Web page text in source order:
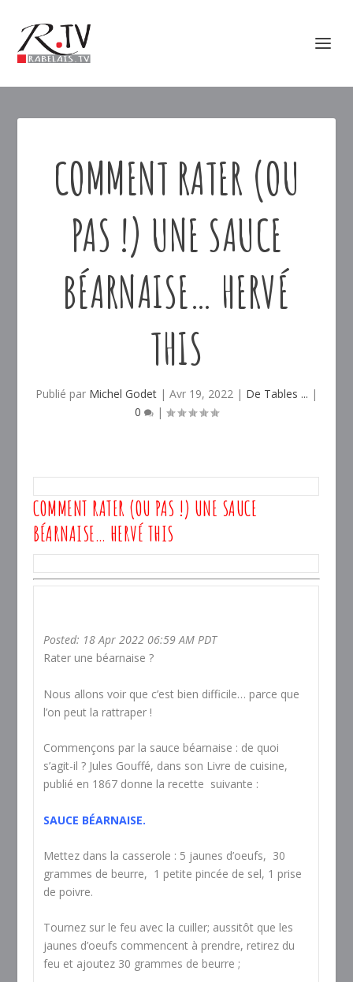
COMMENT RATER (OU
PAS !) UNE SAUCE
BÉARNAISE… HERVÉ
THIS
Publié par Michel Godet | Avr 19, 2022 | De Tables ... |
0
|
COMMENT RATER (OU PAS !) UNE SAUCE
BÉARNAISE… HERVÉ THIS
Posted: 18 Apr 2022 06:59 AM PDT
Rater une béarnaise ?
Nous allons voir que c’est bien difficile… parce que
l’on peut la rattraper !
Commençons par la sauce béarnaise : de quoi
s’agit-il ? Jules Gouffé, dans son Livre de cuisine,
publié en 1867 donne la recette suivante :
SAUCE BÉARNAISE.
Mettez dans la casserole : 5 jaunes d’oeufs, 30
grammes de beurre, 1 petite pincée de sel, 1 prise
de poivre.
Tournez sur le feu avec la cuiller; aussitôt que les
jaunes d’oeufs commencent à prendre, retirez du
feu et ajoutez 30 grammes de beurre ;